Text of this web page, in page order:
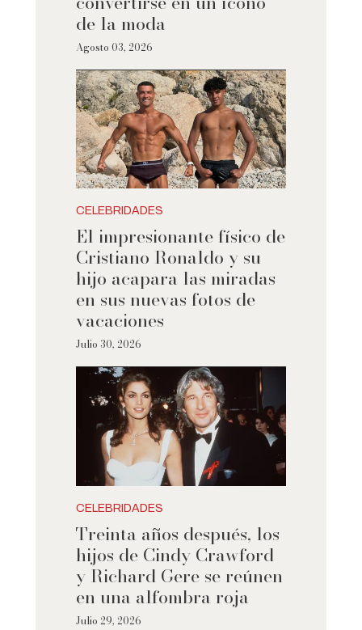
de la moda
Agosto 03, 2026
CELEBRIDADES
El impresionante físico de
Cristiano Ronaldo y su
hijo acapara las miradas
en sus nuevas fotos de
vacaciones
Julio 30, 2026
CELEBRIDADES
Treinta años después, los
hijos de Cindy Crawford
y Richard Gere se reúnen
en una alfombra roja
Julio 29, 2026